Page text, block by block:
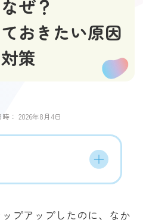
ぜ？
おきたい原因
策
時：2026年8月4日
ップアップしたのに、なか